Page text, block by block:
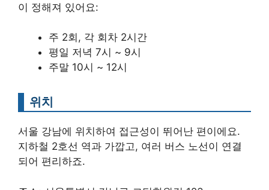
이 정해져 있어요:
주 2회, 각 회차 2시간
평일 저녁 7시 ~ 9시
주말 10시 ~ 12시
위치
서울 강남에 위치하여 접근성이 뛰어난 편이에요.
지하철 2호선 역과 가깝고, 여러 버스 노선이 연결
되어 편리하죠.